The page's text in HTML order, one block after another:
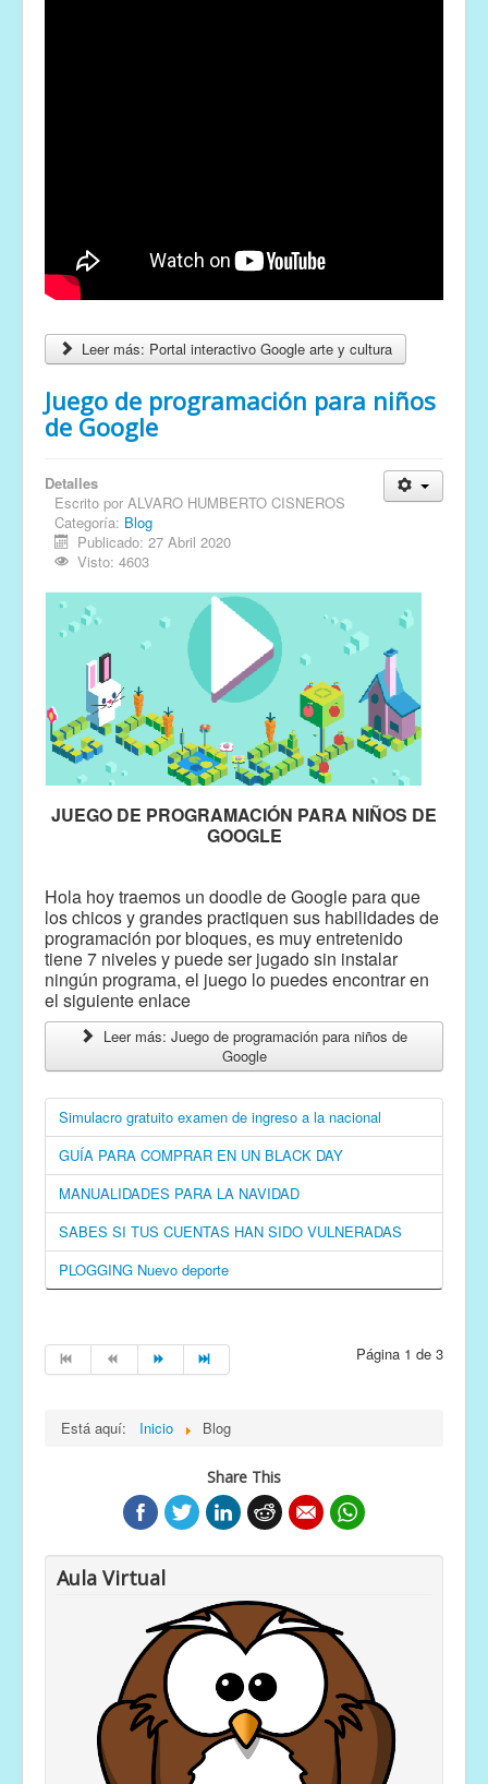
Leer más: Portal interactivo Google arte y cultura
Juego de programación para niños
de Google
Detalles
Escrito por ALVARO HUMBERTO CISNEROS
Categoría: Blog
Publicado: 27 Abril 2020
Visto: 4603
JUEGO DE PROGRAMACIÓN PARA NIÑOS DE
GOOGLE
Hola hoy traemos un doodle de Google para que
los chicos y grandes practiquen sus habilidades de
programación por bloques, es muy entretenido
tiene 7 niveles y puede ser jugado sin instalar
ningún programa, el juego lo puedes encontrar en
el siguiente enlace
Leer más: Juego de programación para niños de
Google
Simulacro gratuito examen de ingreso a la nacional
GUÍA PARA COMPRAR EN UN BLACK DAY
MANUALIDADES PARA LA NAVIDAD
SABES SI TUS CUENTAS HAN SIDO VULNERADAS
PLOGGING Nuevo deporte
Página 1 de 3
Está aquí: Inicio Blog
Share This
Aula Virtual